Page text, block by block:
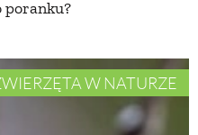
poranku?
W NATURZE